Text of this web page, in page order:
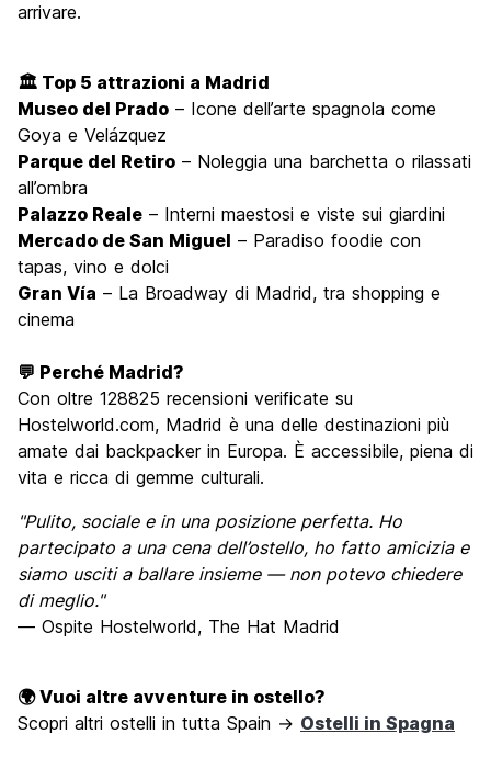
arrivare.
🏛️ Top 5 attrazioni a Madrid
Museo del Prado – Icone dell’arte spagnola come
Goya e Velázquez
Parque del Retiro – Noleggia una barchetta o rilassati
all’ombra
Palazzo Reale – Interni maestosi e viste sui giardini
Mercado de San Miguel – Paradiso foodie con
tapas, vino e dolci
Gran Vía – La Broadway di Madrid, tra shopping e
cinema
💬 Perché Madrid?
Con oltre 128825 recensioni verificate su
Hostelworld.com, Madrid è una delle destinazioni più
amate dai backpacker in Europa. È accessibile, piena di
vita e ricca di gemme culturali.
"Pulito, sociale e in una posizione perfetta. Ho
partecipato a una cena dell’ostello, ho fatto amicizia e
siamo usciti a ballare insieme — non potevo chiedere
di meglio."
— Ospite Hostelworld, The Hat Madrid
🌍 Vuoi altre avventure in ostello?
Scopri altri ostelli in tutta Spain → Ostelli in Spagna